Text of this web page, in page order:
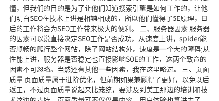
懂，但我们的目的是为了让他们知道搜索引擎是如何工作的，让他
们明白SEO在技术上讲是相辅相成的，所以他们懂得了SE原理，日
后的工作将会为SEO工作带来极大的便利。 二、服务器因素 服务器
的因素可以说直接决定SEO工作是否成功，从速度上讲，spider能
否顺畅的爬行整个网站，除了网站结构外，速度是一个大的障碍;从
性能上讲，服务器是否稳定也直接影响SOE的工作，这两个致命的
因素不可忽略。当然还有其他一些因素，我在这里略过。 三、页面
质量 页面质量属于进阶优化，但前期如果兼顾得了更好，以免以后
返工，不过页面质量说起来比笼统，要涉及到美工那边的培训和技